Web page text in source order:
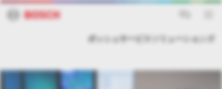
Porsche
ボッシュサービスソリューションズ